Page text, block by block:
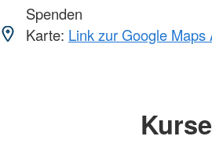
Spenden
Karte: Link zur Google Maps
Kurse